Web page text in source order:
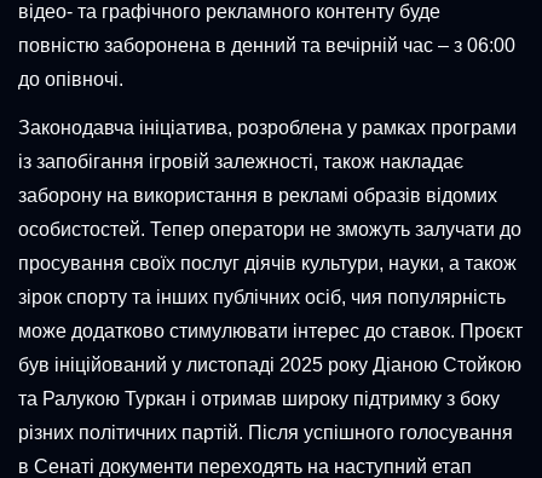
відео- та графічного рекламного контенту буде
повністю заборонена в денний та вечірній час – з 06:00
до опівночі.
Законодавча ініціатива, розроблена у рамках програми
із запобігання ігровій залежності, також накладає
заборону на використання в рекламі образів відомих
особистостей. Тепер оператори не зможуть залучати до
просування своїх послуг діячів культури, науки, а також
зірок спорту та інших публічних осіб, чия популярність
може додатково стимулювати інтерес до ставок. Проєкт
був ініційований у листопаді 2025 року Діаною Стойкою
та Ралукою Туркан і отримав широку підтримку з боку
різних політичних партій. Після успішного голосування
в Сенаті документи переходять на наступний етап